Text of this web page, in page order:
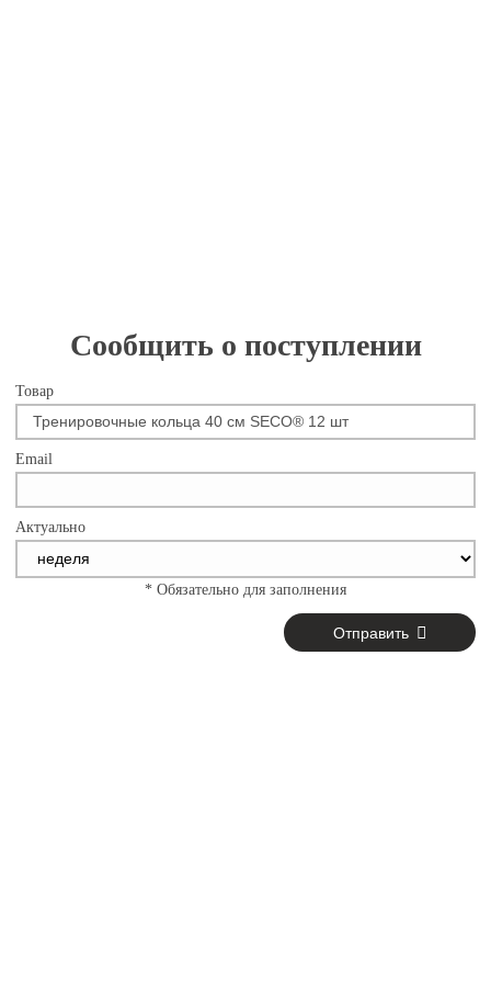
Сообщить о поступлении
Товар
Email
Актуально
* Обязательно для заполнения
Отправить